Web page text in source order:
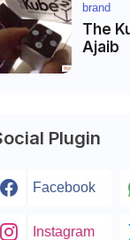
brand
The
Ajaib
Plugin
Facebook
Instagram